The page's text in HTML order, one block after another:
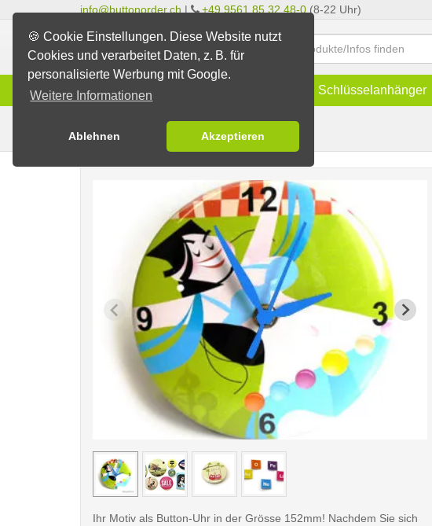
🍪 Cookie Einstellungen. Diese Website nutzt
Cookies und verarbeitet Daten, z. B. für
personalisierte Werbung mit Google.
Weitere Informationen
Ablehnen Akzeptieren
info@buttonorder.ch | +49 9561 85 32 48-0 (8-22 Uhr)
Infos Schlüsselanhänger
Buttons erstellen Button-Uhren
< /picture>
Ihr Motiv als Button-Uhr in der Grösse 152mm! Nachdem Sie sich